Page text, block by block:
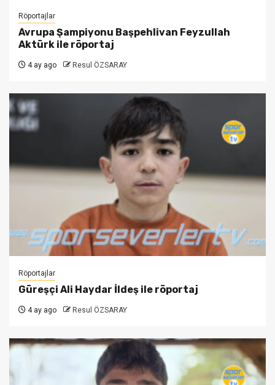
Röportajlar
Avrupa Şampiyonu Başpehlivan Feyzullah
Aktürk ile röportaj
4 ay ago Resul ÖZSARAY
Röportajlar
Güreşçi Ali Haydar İldeş ile röportaj
4 ay ago Resul ÖZSARAY